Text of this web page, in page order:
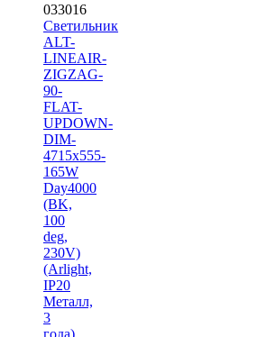
033016
Светильник
ALT-
LINEAIR-
ZIGZAG-
90-
FLAT-
UPDOWN-
DIM-
4715x555-
165W
Day4000
(BK,
100
deg,
230V)
(Arlight,
IP20
Металл,
3
года)